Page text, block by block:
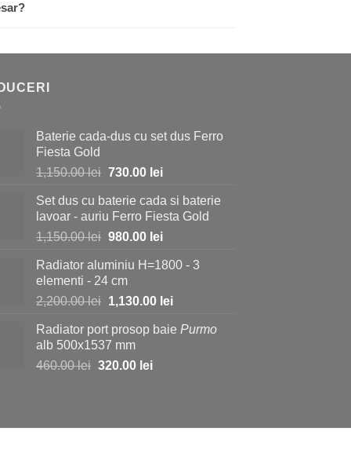
Baterie cada-dus cu set dus Ferro
Fiesta Gold
1,150.00lei Prețul
a
fost:
1,150.00 lei.
730.00 leiPrețul
este:
730.00 lei.
Set dus cu baterie cada si baterie
lavoar - auriu Ferro Fiesta Gold
1,150.00lei Prețul
a
fost:
1,150.00 lei.
980.00 leiPrețul
este:
Radiator aluminiu H=1800 - 3
elementi - 24 cm
2,200.00lei Prețul
a
fost:
2,200.00 lei.
1,130.00 leiPrețul
este:
Radiator port prosop baie Purmo
alb 500x1537 mm
460.00lei Prețul
460.00 lei.
320.00 leiPrețul